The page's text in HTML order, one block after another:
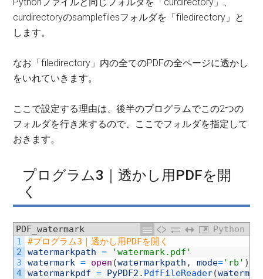
curdirectoryのsamplefilesフォルダを「filedirectory」と
します。
なお「filedirectory」内の全てのPDFの全ページに透かし
をいれていきます。
ここで設定する理由は、後半のプログラムでこの2つの
フォルダを行き来するので、ここでフォルダを指定して
おきます。
プログラム3｜透かし用PDFを開
く
PDF_watermark
Python
1
2
3
4
#プログラム3｜透かし用PDFを開く
watermarkpath =
'watermark.pdf'
watermark = open (watermarkpath , mode='rb' )
watermarkpdf = PyPDF2 . PdfFileReader(